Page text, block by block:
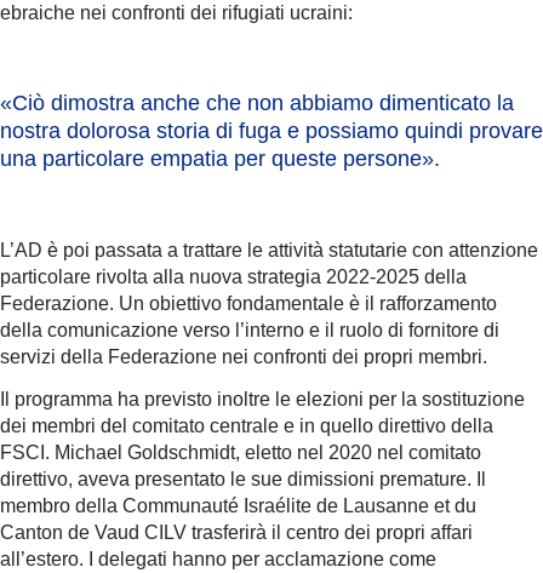
ebraiche nei confronti dei rifugiati ucraini:
«Ciò dimostra anche che non abbiamo dimenticato la
nostra dolorosa storia di fuga e possiamo quindi provare
una particolare empatia per queste persone».
L’AD è poi passata a trattare le attività statutarie con attenzione
particolare rivolta alla nuova strategia 2022-2025 della
Federazione. Un obiettivo fondamentale è il rafforzamento
della comunicazione verso l’interno e il ruolo di fornitore di
servizi della Federazione nei confronti dei propri membri.
Il programma ha previsto inoltre le elezioni per la sostituzione
dei membri del comitato centrale e in quello direttivo della
FSCI. Michael Goldschmidt, eletto nel 2020 nel comitato
direttivo, aveva presentato le sue dimissioni premature. Il
membro della Communauté Israélite de Lausanne et du
Canton de Vaud CILV trasferirà il centro dei propri affari
all’estero. I delegati hanno per acclamazione come